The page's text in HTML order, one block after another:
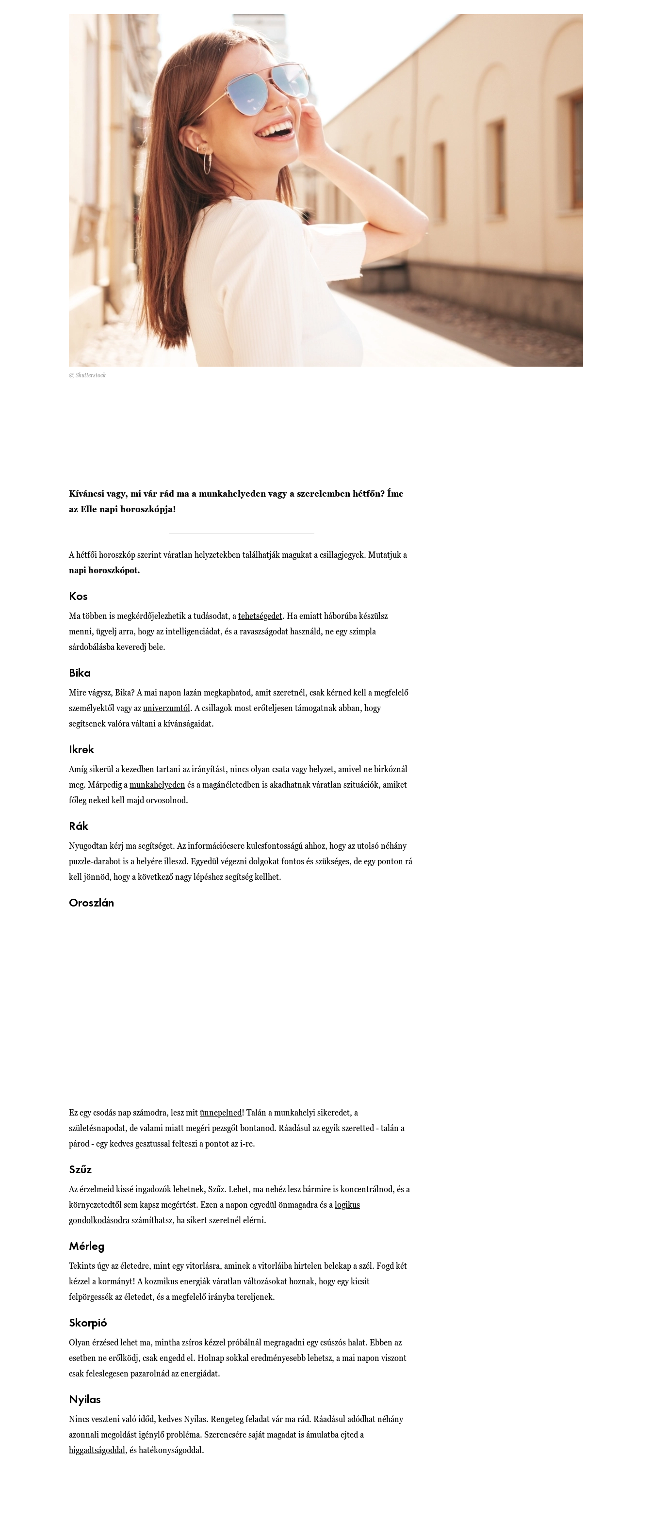
© Shutterstock
Kíváncsi vagy, mi vár rád ma a munkahelyeden vagy a szerelemben hétfőn? Íme
az Elle napi horoszkópja!
A hétfői horoszkóp szerint váratlan helyzetekben találhatják magukat a csillagjegyek. Mutatjuk a
napi horoszkópot.
Kos
Ma többen is megkérdőjelezhetik a tudásodat, a tehetségedet. Ha emiatt háborúba készülsz
menni, ügyelj arra, hogy az intelligenciádat, és a ravaszságodat használd, ne egy szimpla
sárdobálásba keveredj bele.
Bika
Mire vágysz, Bika? A mai napon lazán megkaphatod, amit szeretnél, csak kérned kell a megfelelő
személyektől vagy azuniverzumtól. A csillagok most erőteljesen támogatnak abban, hogy
segítsenek valóra váltani a kívánságaidat.
Ikrek
Amíg sikerül a kezedben tartani az irányítást, nincs olyan csata vagy helyzet, amivel ne birkóznál
meg. Márpedig a munkahelyeden és a magánéletedben is akadhatnak váratlan szituációk, amiket
főleg neked kell majd orvosolnod.
Rák
Nyugodtan kérj ma segítséget. Az információcsere kulcsfontosságú ahhoz, hogy az utolsó néhány
puzzle-darabot is a helyére illeszd. Egyedül végezni dolgokat fontos és szükséges, de egy ponton rá
kell jönnöd, hogy a következő nagy lépéshez segítség kellhet.
Oroszlán
Ez egy csodás nap számodra, lesz mitünnepelned! Talán a munkahelyi sikeredet, a
születésnapodat, de valami miatt megéri pezsgőt bontanod. Ráadásul az egyik szeretted - talán a
párod - egy kedves gesztussal felteszi a pontot az i-re.
Szűz
Az érzelmeid kissé ingadozók lehetnek, Szűz. Lehet, ma nehéz lesz bármire is koncentrálnod, és a
környezetedtől sem kapsz megértést. Ezen a napon egyedül önmagadra és a logikus
gondolkodásodra számíthatsz, ha sikert szeretnél elérni.
Mérleg
Tekints úgy az életedre, mint egy vitorlásra, aminek a vitorláiba hirtelen belekap a szél. Fogd két
kézzel a kormányt! A kozmikus energiák váratlan változásokat hoznak, hogy egy kicsit
felpörgessék az életedet, és a megfelelő irányba tereljenek.
Skorpió
Olyan érzésed lehet ma, mintha zsíros kézzel próbálnál megragadni egy csúszós halat. Ebben az
esetben ne erőlködj, csak engedd el. Holnap sokkal eredményesebb lehetsz, a mai napon viszont
csak feleslegesen pazarolnád az energiádat.
Nyilas
Nincs veszteni való időd, kedves Nyilas. Rengeteg feladat vár ma rád. Ráadásul adódhat néhány
azonnali megoldást igénylő probléma. Szerencsére saját magadat is ámulatba ejted a
higgadtságoddal, és hatékonyságoddal.